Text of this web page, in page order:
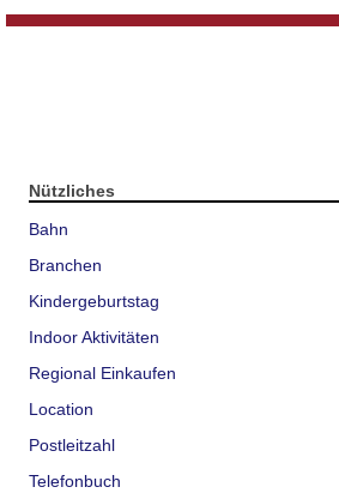
Nützliches
Bahn
Branchen
Kindergeburtstag
Indoor Aktivitäten
Regional Einkaufen
Location
Postleitzahl
Telefonbuch